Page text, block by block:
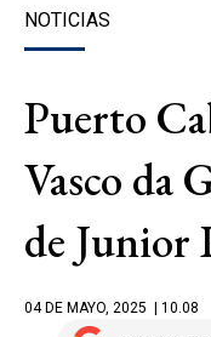
NOTICIAS
Puerto
Vasco da
de Junior
04 DE MAYO, 2025 | 10.08